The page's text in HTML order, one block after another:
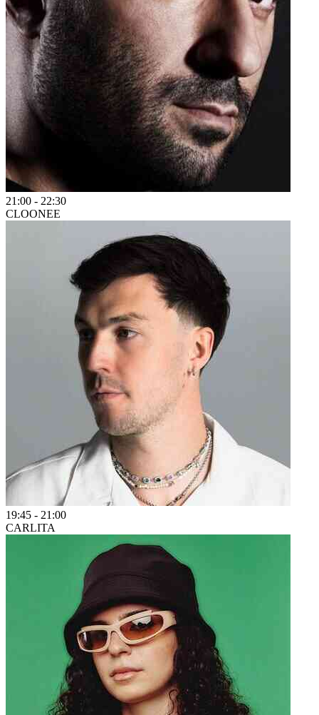
21:00 - 22:30
CLOONEE
19:45 - 21:00
CARLITA